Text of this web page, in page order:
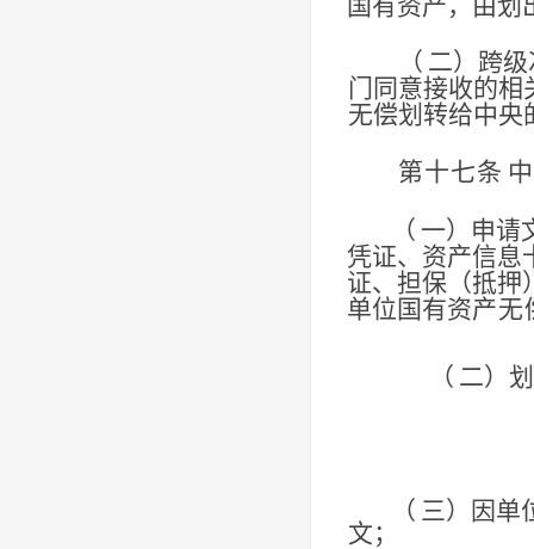
（ 二）跨
门同意接收的相
无偿划转给中央
第十七条
（ 一）申请
凭证、资产信息
证、担保（抵押
单位国有资产无
（ 二）
（ 三）因单
文；